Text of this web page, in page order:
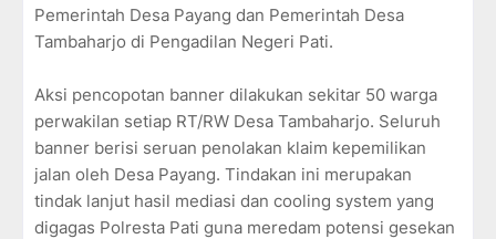
Pemerintah Desa Payang dan Pemerintah Desa
Tambaharjo di Pengadilan Negeri Pati.
Aksi pencopotan banner dilakukan sekitar 50 warga
perwakilan setiap RT/RW Desa Tambaharjo. Seluruh
banner berisi seruan penolakan klaim kepemilikan
jalan oleh Desa Payang. Tindakan ini merupakan
tindak lanjut hasil mediasi dan cooling system yang
digagas Polresta Pati guna meredam potensi gesekan